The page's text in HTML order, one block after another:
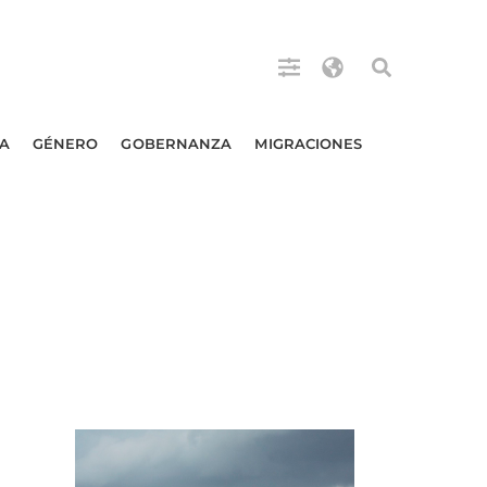
GÉNERO GOBERNANZA MIGRACIONES